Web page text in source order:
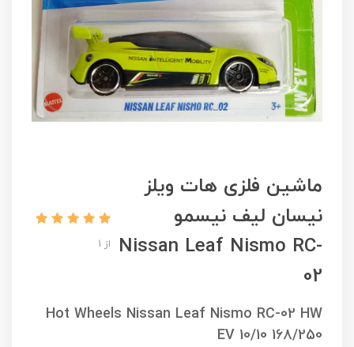
ماشین فلزی هات ویلز
نیسان لیف نیسمو
Nissan Leaf Nismo RC-
02
از 1
Hot Wheels Nissan Leaf Nismo RC-02 HW
EV 10/10 168/250